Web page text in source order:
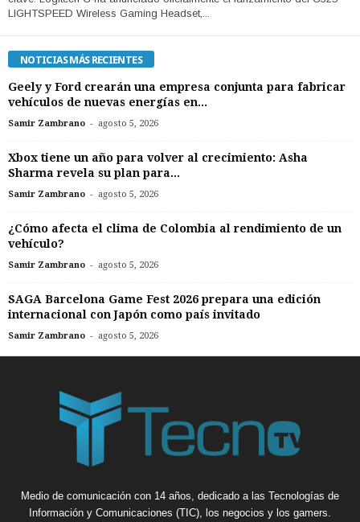
LIGHTSPEED Wireless Gaming Headset,...
NOTICIAS MÁS RECIENTES
Geely y Ford crearán una empresa conjunta para fabricar
vehículos de nuevas energías en...
Samir Zambrano - agosto 5, 2026
Xbox tiene un año para volver al crecimiento: Asha
Sharma revela su plan para...
Samir Zambrano - agosto 5, 2026
¿Cómo afecta el clima de Colombia al rendimiento de un
vehículo?
Samir Zambrano - agosto 5, 2026
SAGA Barcelona Game Fest 2026 prepara una edición
internacional con Japón como país invitado
Samir Zambrano - agosto 5, 2026
Medio de comunicación con 14 años, dedicado a las Tecnologías de
Información y Comunicaciones (TIC), los negocios y los gamers.